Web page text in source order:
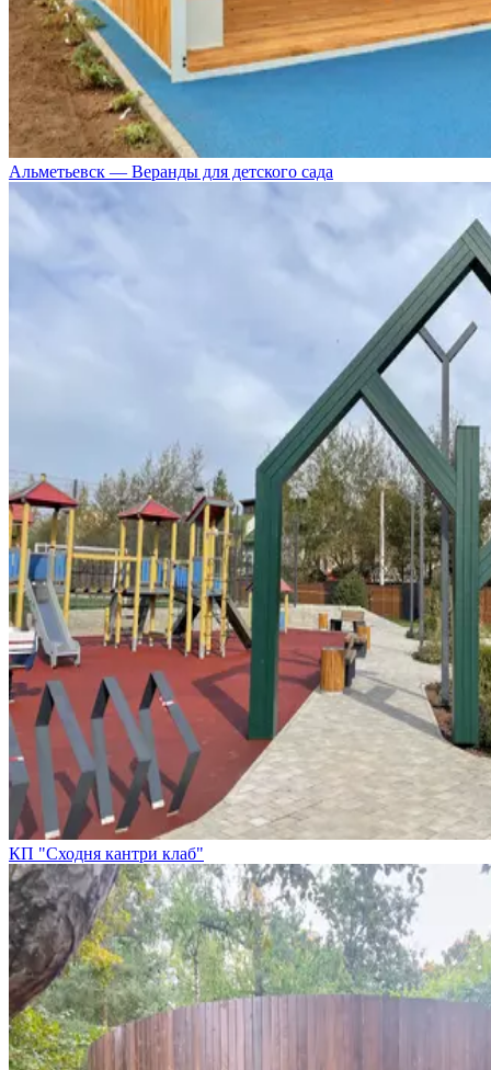
Альметьевск — Веранды для детского сада
КП "Сходня кантри клаб"